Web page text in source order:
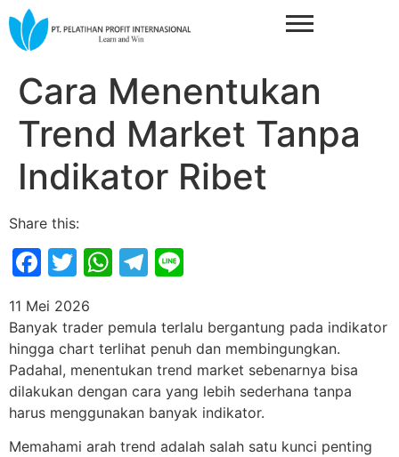
Cara Menentukan
Trend Market Tanpa
Indikator Ribet
Share this:
Facebook
Twitter
WhatsApp
Telegram
11 Mei 2026
Banyak trader pemula terlalu bergantung pada indikator
hingga chart terlihat penuh dan membingungkan.
Padahal, menentukan trend market sebenarnya bisa
dilakukan dengan cara yang lebih sederhana tanpa
harus menggunakan banyak indikator.
Memahami arah trend adalah salah satu kunci penting